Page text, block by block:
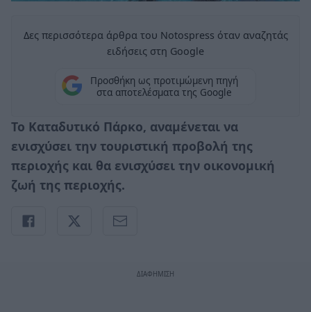
Δες περισσότερα άρθρα του Notospress όταν αναζητάς
ειδήσεις στη Google
Προσθήκη ως προτιμώμενη πηγή
στα αποτελέσματα της Google
Το Καταδυτικό Πάρκο, αναμένεται να
ενισχύσει την τουριστική προβολή της
περιοχής και θα ενισχύσει την οικονομική
ζωή της περιοχής.